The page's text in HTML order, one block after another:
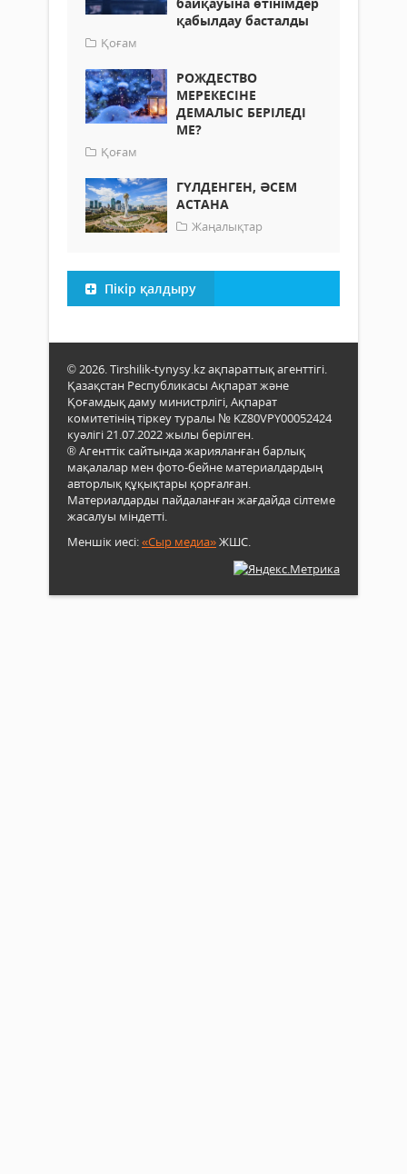
қабылдау басталды
Қоғам
РОЖДЕСТВО
МЕРЕКЕСІНЕ
ДЕМАЛЫС БЕРІЛЕДІ
МЕ?
Қоғам
ГҮЛДЕНГЕН, ӘСЕМ
АСТАНА
Жаңалықтар
Пікір қалдыру
© 2026. Tirshilik-tynysy.kz ақпараттық агенттігі.
Қазақстан Республикасы Ақпарат және
Қоғамдық даму министрлігі, Ақпарат
комитетінің тіркеу туралы № KZ80VPY00052424
куәлігі 21.07.2022 жылы берілген.
® Агенттік сайтында жарияланған барлық
мақалалар мен фото-бейне материалдардың
авторлық құқықтары қорғалған.
Материалдарды пайдаланған жағдайда сілтеме
жасалуы міндетті.
Меншік иесі:«Сыр медиа»ЖШС.